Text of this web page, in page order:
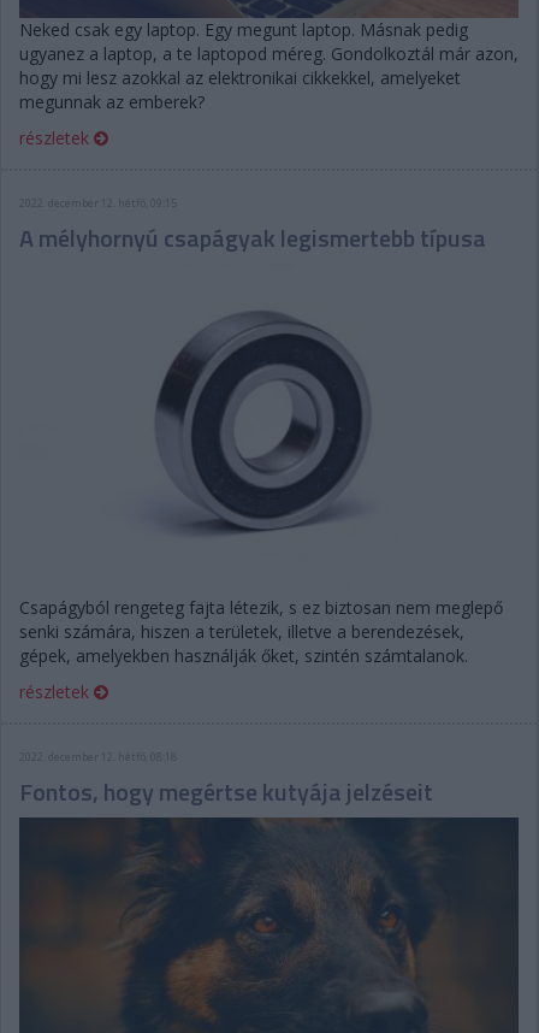
Neked csak egy laptop. Egy megunt laptop. Másnak pedig
ugyanez a laptop, a te laptopod méreg. Gondolkoztál már azon,
hogy mi lesz azokkal az elektronikai cikkekkel, amelyeket
megunnak az emberek?
részletek
2022. december 12. hétfő, 09:15
A mélyhornyú csapágyak legismertebb típusa
Csapágyból rengeteg fajta létezik, s ez biztosan nem meglepő
senki számára, hiszen a területek, illetve a berendezések,
gépek, amelyekben használják őket, szintén számtalanok.
részletek
2022. december 12. hétfő, 08:18
Fontos, hogy megértse kutyája jelzéseit